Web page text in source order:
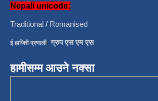
Nepali unicode:
Traditional / Romanised
ई हाजिरी प्रणाली/ग्रुप एस एम एस
हामीसम्म आउने नक्सा